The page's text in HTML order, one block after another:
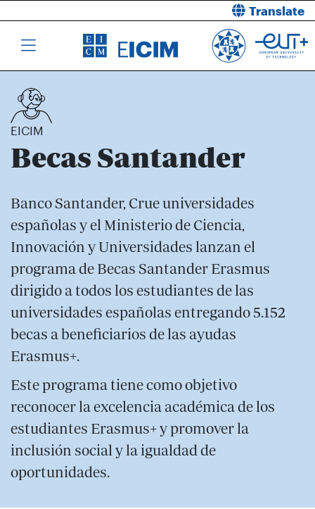
Translate
EICIM
Becas Santander
Banco Santander, Crue universidades
españolas y el Ministerio de Ciencia,
Innovación y Universidades lanzan el
programa de Becas Santander Erasmus
dirigido a todos los estudiantes de las
universidades españolas entregando 5.152
becas a beneficiarios de las ayudas
Erasmus+.
Este programa tiene como objetivo
reconocer la excelencia académica de los
estudiantes Erasmus+ y promover la
inclusión social y la igualdad de
oportunidades.